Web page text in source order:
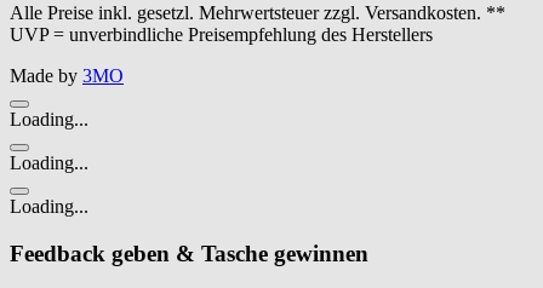
Alle Preise inkl. gesetzl. Mehrwertsteuer zzgl. Versandkosten. **
UVP = unverbindliche Preisempfehlung des Herstellers
Made by 3MO
Loading...
Loading...
Loading...
Feedback geben & Tasche gewinnen